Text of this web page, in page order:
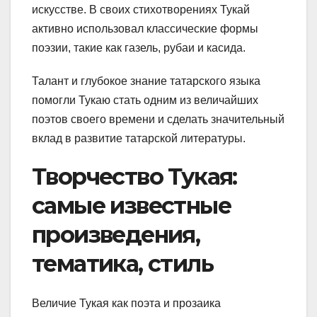
искусстве. В своих стихотворениях Тукай
активно использовал классические формы
поэзии, такие как газель, рубаи и касида.
Талант и глубокое знание татарского языка
помогли Тукаю стать одним из величайших
поэтов своего времени и сделать значительный
вклад в развитие татарской литературы.
Творчество Тукая:
самые известные
произведения,
тематика, стиль
Величие Тукая как поэта и прозаика